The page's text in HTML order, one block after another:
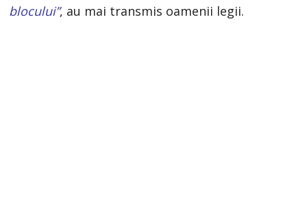
blocului”, au mai transmis oamenii legii.